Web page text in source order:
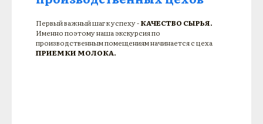
Первый важный шаг к успеху -КАЧЕСТВО СЫРЬЯ.
Именно поэтому наша экскурсия по
производственным помещениям начинается с цеха
ПРИЕМКИ МОЛОКА.